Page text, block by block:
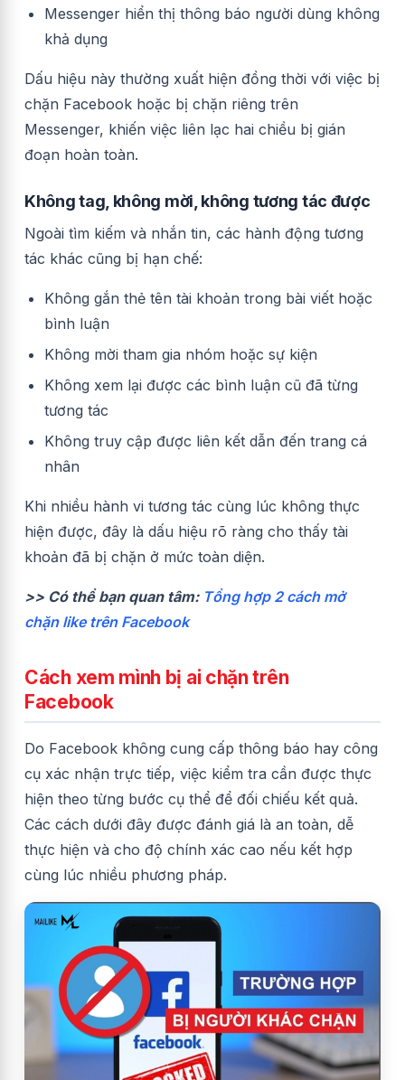
Messenger hiển thị thông báo người dùng không
khả dụng
Dấu hiệu này thường xuất hiện đồng thời với việc bị
chặn Facebook hoặc bị chặn riêng trên
Messenger, khiến việc liên lạc hai chiều bị gián
đoạn hoàn toàn.
Không tag, không mời, không tương tác được
Ngoài tìm kiếm và nhắn tin, các hành động tương
tác khác cũng bị hạn chế:
Không gắn thẻ tên tài khoản trong bài viết hoặc
bình luận
Không mời tham gia nhóm hoặc sự kiện
Không xem lại được các bình luận cũ đã từng
tương tác
Không truy cập được liên kết dẫn đến trang cá
nhân
Khi nhiều hành vi tương tác cùng lúc không thực
hiện được, đây là dấu hiệu rõ ràng cho thấy tài
khoản đã bị chặn ở mức toàn diện.
>> Có thể bạn quan tâm: Tổng hợp 2 cách mở
chặn like trên Facebook
Cách xem mình bị ai chặn trên
Facebook
Do Facebook không cung cấp thông báo hay công
cụ xác nhận trực tiếp, việc kiểm tra cần được thực
hiện theo từng bước cụ thể để đối chiếu kết quả.
Các cách dưới đây được đánh giá là an toàn, dễ
thực hiện và cho độ chính xác cao nếu kết hợp
cùng lúc nhiều phương pháp.